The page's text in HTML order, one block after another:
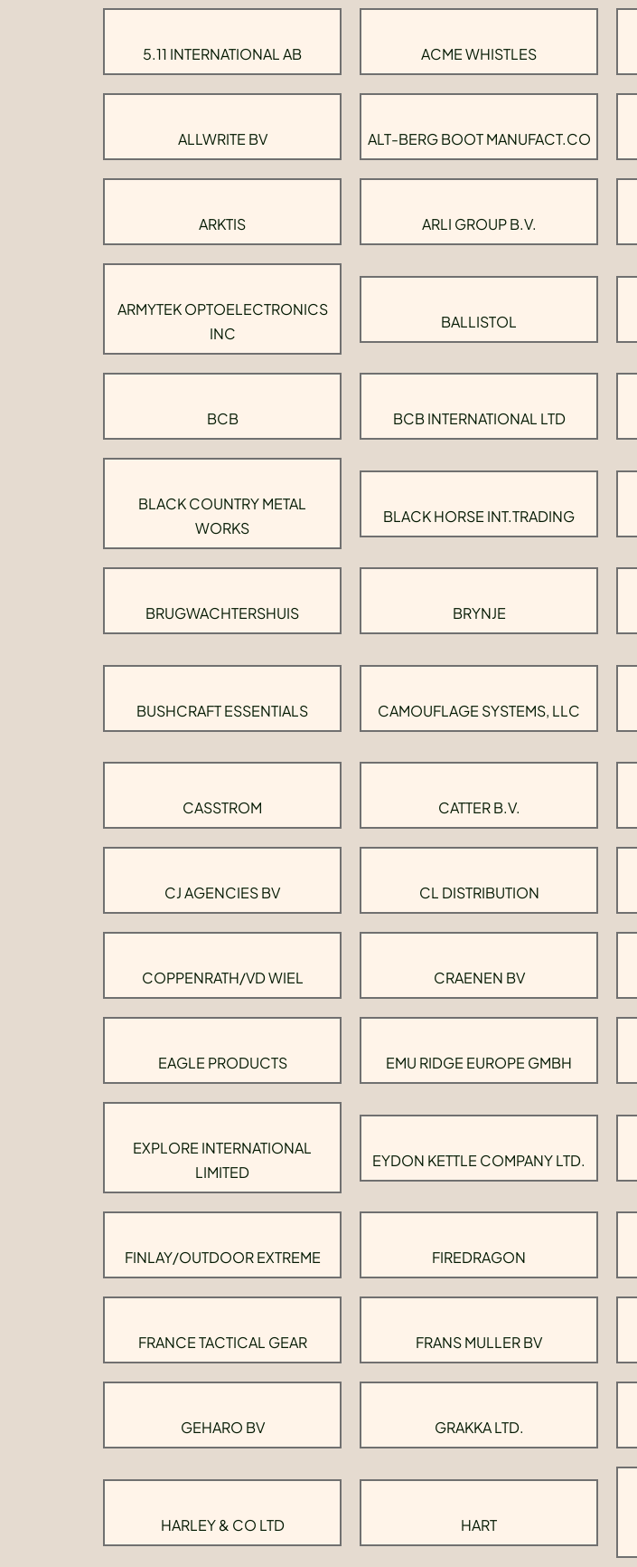
5.11 INTERNATIONAL AB ACME WHISTLES
ALLWRITE BV ALT-BERG BOOT MANUFACT.CO
ARKTIS ARLI GROUP B.V.
ARMYTEK OPTOELECTRONICS
INC
BALLISTOL
BCB BCB INTERNATIONAL LTD
BLACK COUNTRY METAL
WORKS
BLACK HORSE INT.TRADING
BRUGWACHTERSHUIS BRYNJE
BUSHCRAFT ESSENTIALS CAMOUFLAGE SYSTEMS, LLC
CASSTROM CATTER B.V.
CJ AGENCIES BV CL DISTRIBUTION
COPPENRATH/VD WIEL CRAENEN BV
EAGLE PRODUCTS EMU RIDGE EUROPE GMBH
EXPLORE INTERNATIONAL
LIMITED
EYDON KETTLE COMPANY LTD.
FINLAY/OUTDOOR EXTREME FIREDRAGON
FRANCE TACTICAL GEAR FRANS MULLER BV
GEHARO BV GRAKKA LTD.
HARLEY & CO LTD HART